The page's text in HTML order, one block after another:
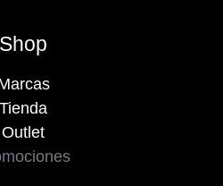
Shop
Tienda
Outlet